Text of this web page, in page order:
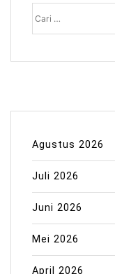
Cari
untuk:
Agustus 2026
Juli 2026
Juni 2026
Mei 2026
April 2026